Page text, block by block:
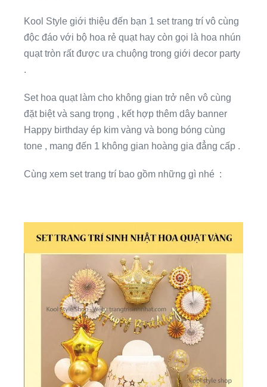
Kool Style giới thiệu đến bạn 1 set trang trí vô cùng
độc đáo với bộ hoa rẻ quạt hay còn gọi là hoa nhún
quạt tròn rất được ưa chuộng trong giới decor party
.
Set hoa quạt làm cho không gian trở nên vô cùng
đặt biệt và sang trọng , kết hợp thêm dây banner
Happy birthday ép kim vàng và bong bóng cùng
tone , mang đến 1 không gian hoàng gia đẳng cấp .
Cùng xem set trang trí bao gồm những gì nhé :